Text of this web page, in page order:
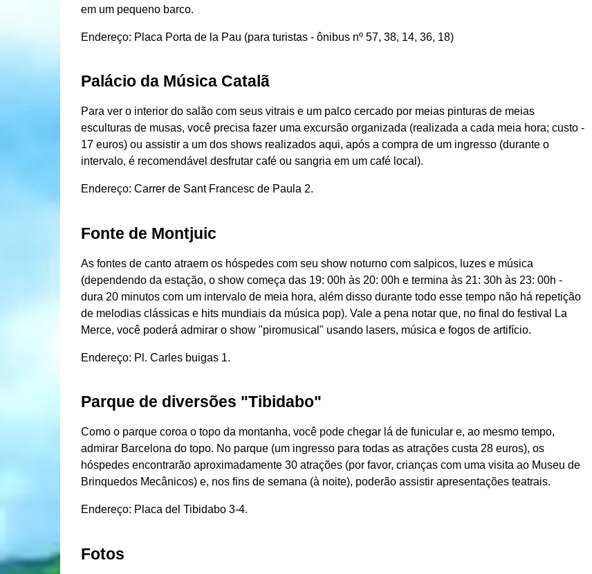
em um pequeno barco.
Endereço: Placa Porta de la Pau (para turistas - ônibus nº 57, 38, 14, 36, 18)
Palácio da Música Catalã
Para ver o interior do salão com seus vitrais e um palco cercado por meias pinturas de meias
esculturas de musas, você precisa fazer uma excursão organizada (realizada a cada meia hora; custo -
17 euros) ou assistir a um dos shows realizados aqui, após a compra de um ingresso (durante o
intervalo, é recomendável desfrutar café ou sangria em um café local).
Endereço: Carrer de Sant Francesc de Paula 2.
Fonte de Montjuic
As fontes de canto atraem os hóspedes com seu show noturno com salpicos, luzes e música
(dependendo da estação, o show começa das 19: 00h às 20: 00h e termina às 21: 30h às 23: 00h -
dura 20 minutos com um intervalo de meia hora, além disso durante todo esse tempo não há repetição
de melodias clássicas e hits mundiais da música pop). Vale a pena notar que, no final do festival La
Merce, você poderá admirar o show "piromusical" usando lasers, música e fogos de artifício.
Endereço: Pl. Carles buigas 1.
Parque de diversões "Tibidabo"
Como o parque coroa o topo da montanha, você pode chegar lá de funicular e, ao mesmo tempo,
admirar Barcelona do topo. No parque (um ingresso para todas as atrações custa 28 euros), os
hóspedes encontrarão aproximadamente 30 atrações (por favor, crianças com uma visita ao Museu de
Brinquedos Mecânicos) e, nos fins de semana (à noite), poderão assistir apresentações teatrais.
Endereço: Placa del Tibidabo 3-4.
Fotos